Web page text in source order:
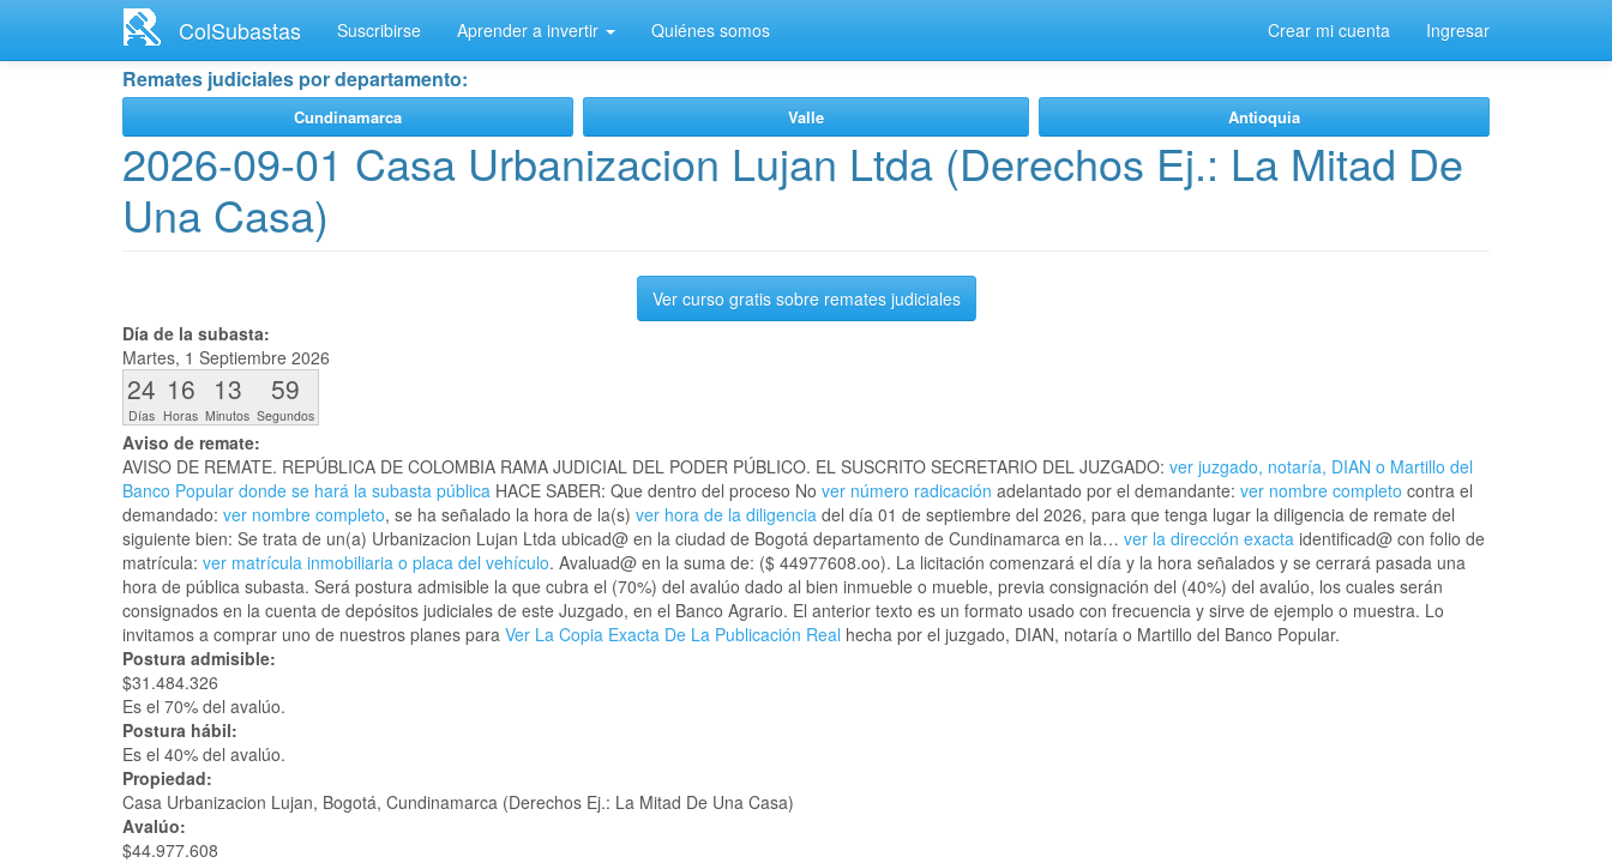
contenido
ColSubastas Suscribirse Aprender a invertir Quiénes somos Crear mi cuenta Ingresar
Remates judiciales por departamento:
Cundinamarca Valle Antioquia
2026-09-01 Casa Urbanizacion Lujan Ltda (Derechos Ej.: La Mitad De
Una Casa)
Ver curso gratis sobre remates judiciales
Día de la subasta:
Martes, 1 Septiembre 2026
24
Días
16
Horas
13
Minutos
59
Segundos
Aviso de remate:
AVISO DE REMATE. REPÚBLICA DE COLOMBIA RAMA JUDICIAL DEL PODER PÚBLICO. EL SUSCRITO SECRETARIO DEL JUZGADO: ver juzgado, notaría, DIAN o Martillo del
Banco Popular donde se hará la subasta pública HACE SABER: Que dentro del proceso No ver número radicación adelantado por el demandante: ver nombre completo contra el
demandado: ver nombre completo, se ha señalado la hora de la(s) ver hora de la diligencia del día 01 de septiembre del 2026, para que tenga lugar la diligencia de remate del
siguiente bien: Se trata de un(a) Urbanizacion Lujan Ltda ubicad@ en la ciudad de Bogotá departamento de Cundinamarca en la… ver la dirección exacta identificad@ con folio de
matrícula: ver matrícula inmobiliaria o placa del vehículo. Avaluad@ en la suma de: ($ 44977608.oo). La licitación comenzará el día y la hora señalados y se cerrará pasada una
hora de pública subasta. Será postura admisible la que cubra el (70%) del avalúo dado al bien inmueble o mueble, previa consignación del (40%) del avalúo, los cuales serán
consignados en la cuenta de depósitos judiciales de este Juzgado, en el Banco Agrario. El anterior texto es un formato usado con frecuencia y sirve de ejemplo o muestra. Lo
invitamos a comprar uno de nuestros planes para Ver La Copia Exacta De La Publicación Real hecha por el juzgado, DIAN, notaría o Martillo del Banco Popular.
Postura admisible:
$31.484.326
Es el 70% del avalúo.
Postura hábil:
Es el 40% del avalúo.
Propiedad:
Casa Urbanizacion Lujan, Bogotá, Cundinamarca (Derechos Ej.: La Mitad De Una Casa)
Avalúo:
$44.977.608